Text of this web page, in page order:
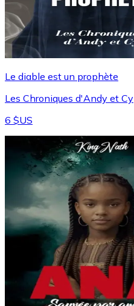
Le diable est un prophète
Les Chroniques d'Andy et Cy
6 $US